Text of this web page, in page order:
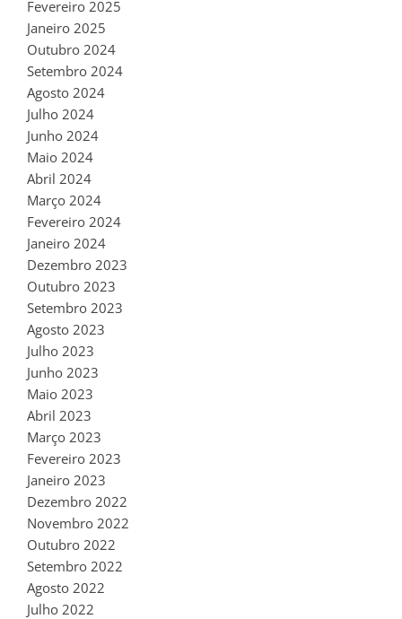
Fevereiro 2025
Janeiro 2025
Outubro 2024
Setembro 2024
Agosto 2024
Julho 2024
Junho 2024
Maio 2024
Abril 2024
Março 2024
Fevereiro 2024
Janeiro 2024
Dezembro 2023
Outubro 2023
Setembro 2023
Agosto 2023
Julho 2023
Junho 2023
Maio 2023
Abril 2023
Março 2023
Fevereiro 2023
Janeiro 2023
Dezembro 2022
Novembro 2022
Outubro 2022
Setembro 2022
Agosto 2022
Julho 2022